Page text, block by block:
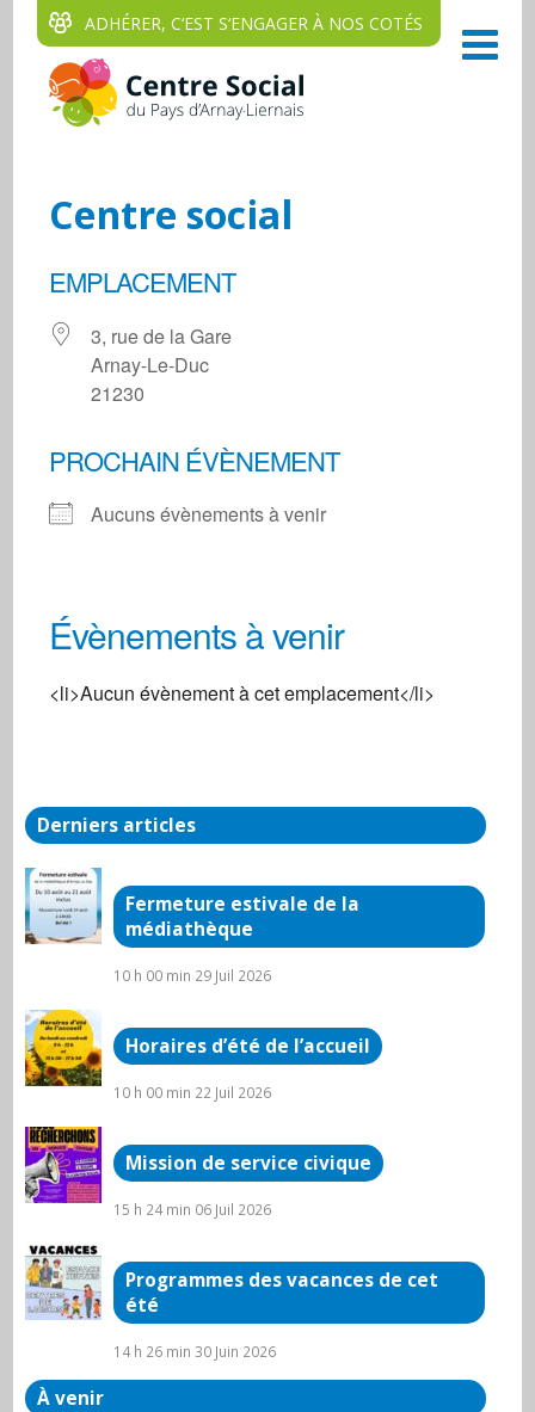
ADHÉRER, C‘EST S‘ENGAGER À NOS COTÉS
Centre social
EMPLACEMENT
3, rue de la Gare
Arnay-Le-Duc
21230
PROCHAIN ÉVÈNEMENT
Aucuns évènements à venir
3, rue de la Gare - Arnay-Le-Duc
Évènements à venir
<li>Aucun évènement à cet emplacement</li>
Derniers articles
Fermeture estivale de la
médiathèque
10 h 00 min 29 Juil 2026
Horaires d’été de l’accueil
10 h 00 min 22 Juil 2026
Mission de service civique
15 h 24 min 06 Juil 2026
Programmes des vacances de cet
été
14 h 26 min 30 Juin 2026
À venir